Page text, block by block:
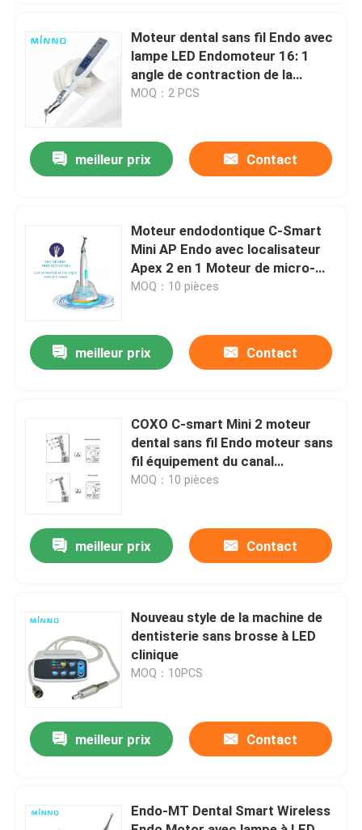
Aperçu
A propos de nous
Contrôle de la qualité
Contact
Demande de soumission
Produits médicaux dentaires
Dentistique à main à grande vitesse
Moteur dental sans fil Endo avec
lampe LED Endomoteur 16: 1
angle de contraction de la
réduction dentaire
MOQ：2 PCS
meilleur prix Contact
Moteur endodontique C-Smart
Mini AP Endo avec localisateur
Apex 2 en 1 Moteur de micro-
chirurgie à basse vitesse
MOQ：10 pièces
meilleur prix Contact
COXO C-smart Mini 2 moteur
dental sans fil Endo moteur sans
fil équipement du canal
radiculaire instrument dentaire
MOQ：10 pièces
meilleur prix Contact
Nouveau style de la machine de
dentisterie sans brosse à LED
clinique
MOQ：10PCS
meilleur prix Contact
Endo-MT Dental Smart Wireless